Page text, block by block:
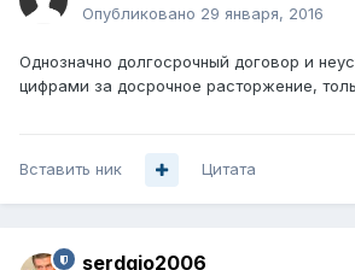
Опубликовано 29 января, 2016
Однозначно долгосрочный договор и
цифрами за досрочное расторжение,
Вставить ник Цитата
serdgio2006